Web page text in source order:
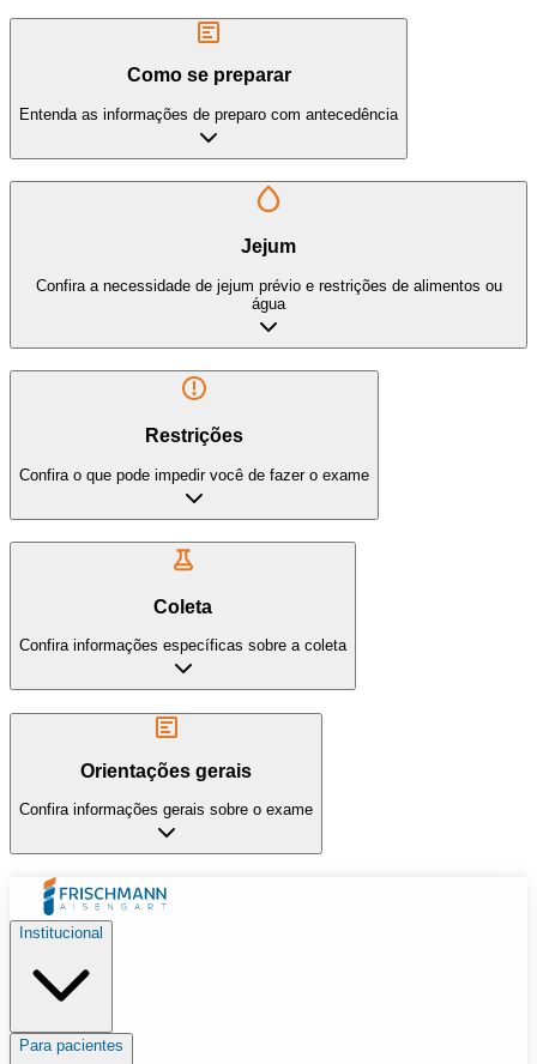
Como se preparar
Entenda as informações de preparo com antecedência
Jejum
Confira a necessidade de jejum prévio e restrições de alimentos ou
água
Restrições
Confira o que pode impedir você de fazer o exame
Coleta
Confira informações específicas sobre a coleta
Orientações gerais
Confira informações gerais sobre o exame
Institucional
Para pacientes